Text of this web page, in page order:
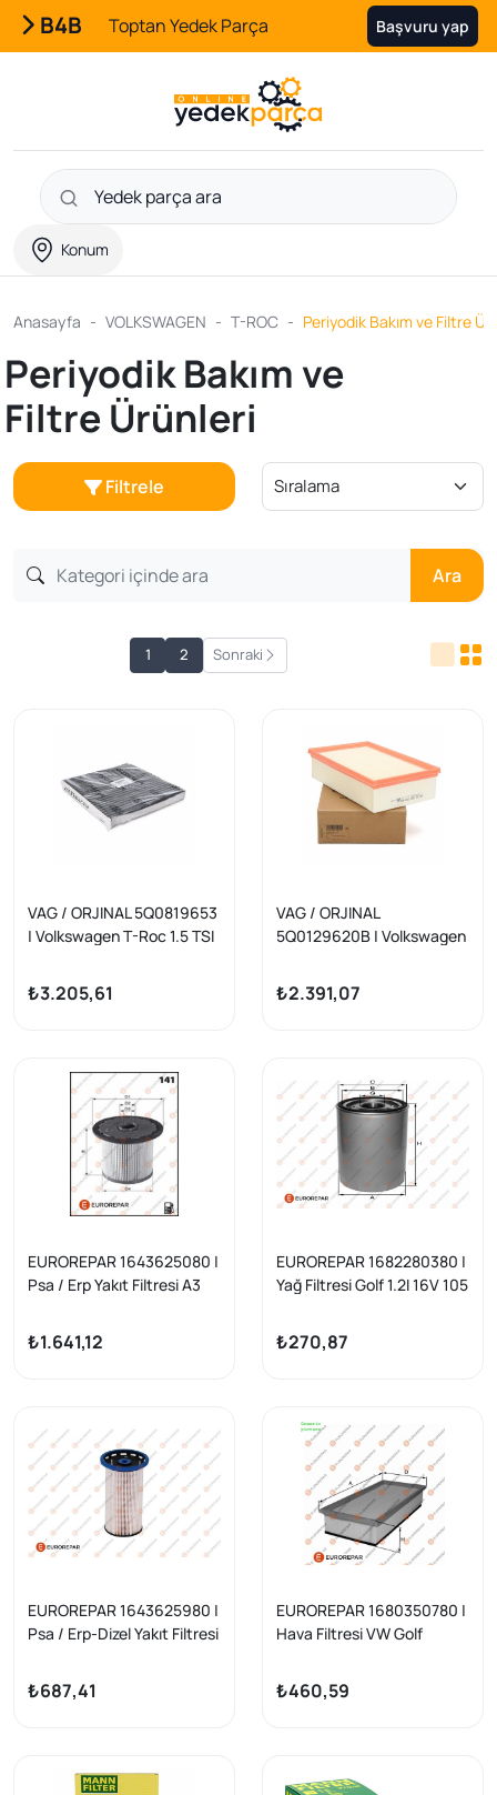
B4B Toptan Yedek Parça Başvuru yap
Konum
Anasayfa VOLKSWAGEN T-ROC Periyodik Bakım ve Filtre
Periyodik Bakım ve
Filtre Ürünleri
Filtrele
Ara
1 2 Sonraki
VAG / ORJINAL 5Q0819653
| Volkswagen T-Roc 1.5 TSI
Orijinal (Golf 7 / Tiguan /
Arteon Uyumlu)
₺3.205,61
VAG / ORJINAL
5Q0129620B | Volkswagen
1.5 TSI Hava Filtresi Orijinal
₺2.391,07
EUROREPAR 1643625080 |
Psa / Erp Yakıt Filtresi A3
₺1.641,12
EUROREPAR 1682280380 |
Yağ Filtresi Golf 1.2I 16V 105
₺270,87
EUROREPAR 1643625980 |
Psa / Erp-Dizel Yakıt Filtresi
Tiguan-Caddy
₺687,41
EUROREPAR 1680350780 |
Hava Filtresi VW Golf
n 1.6-2.0 TDI
₺460,59